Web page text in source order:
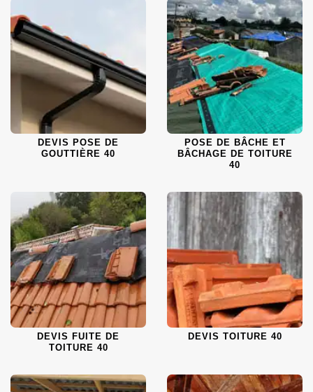
DEVIS POSE DE
GOUTTIÈRE 40
POSE DE BÂCHE ET
BÂCHAGE DE TOITURE
40
DEVIS FUITE DE
TOITURE 40
DEVIS TOITURE 40